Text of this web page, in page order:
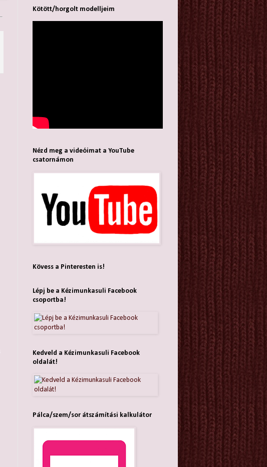
Kötött/horgolt modelljeim
Nézd meg a videóimat a YouTube
csatornámon
Kövess a Pinteresten is!
Lépj be a Kézimunkasuli Facebook
csoportba!
Kedveld a Kézimunkasuli Facebook
oldalát!
Pálca/szem/sor átszámítási kalkulátor